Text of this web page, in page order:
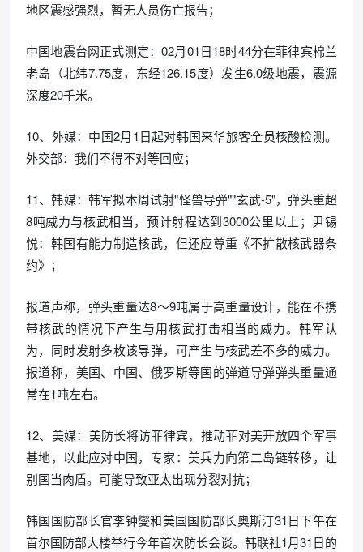
地区震感强烈，暂无人员伤亡报告；
中国地震台网正式测定：02月01日18时44分在菲律宾棉兰
老岛（北纬7.75度，东经126.15度）发生6.0级地震，震源
深度20千米。
10、外媒：中国2月1日起对韩国来华旅客全员核酸检测。
外交部：我们不得不对等回应；
11、韩媒：韩军拟本周试射"怪兽导弹""玄武-5"，弹头重超
8吨威力与核武相当，预计射程达到3000公里以上；尹锡
悦：韩国有能力制造核武，但还应尊重《不扩散核武器条
约》；
报道声称，弹头重量达8～9吨属于高重量设计，能在不携
带核武的情况下产生与用核武打击相当的威力。韩军认
为，同时发射多枚该导弹，可产生与核武差不多的威力。
报道称，美国、中国、俄罗斯等国的弹道导弹弹头重量通
常在1吨左右。
12、美媒：美防长将访菲律宾，推动菲对美开放四个军事
基地，以此应对中国，专家：美兵力向第二岛链转移，让
别国当肉盾。可能导致亚太出现分裂对抗；
韩国国防部长官李钟燮和美国国防部长奥斯汀31日下午在
首尔国防部大楼举行今年首次防长会谈。韩联社1月31日的